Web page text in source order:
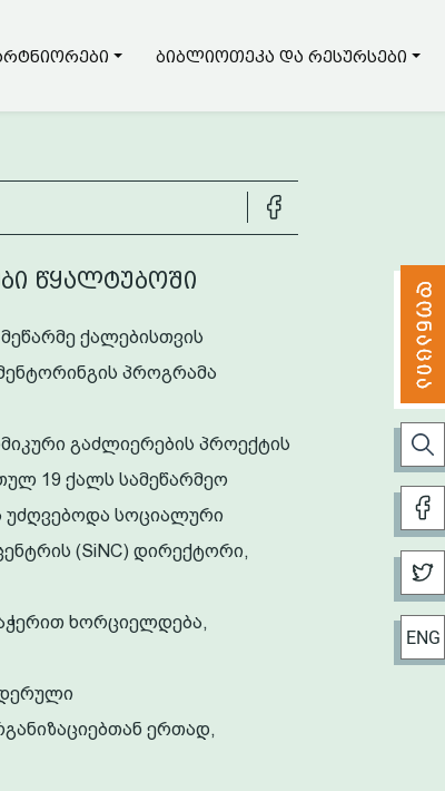
ENG
ბიბლიოთეკა და რესურსები
წყალტუბოში
ქალებისთვის
პროგრამა
გაძლიერების პროექტის
19 ქალს სამეწარმეო
უძღვებოდა სოციალური
(SiNC) დირექტორი,
ხორციელდება,
ერთად,